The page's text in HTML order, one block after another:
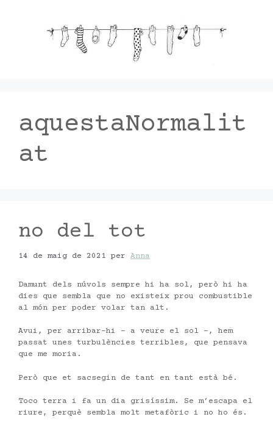
aquestaNormalit
at
no del tot
14 de maig de 2021 per Anna
Damunt dels núvols sempre hi ha sol, però hi ha
dies que sembla que no existeix prou combustible
al món per poder volar tan alt.
Avui, per arribar-hi – a veure el sol -, hem
passat unes turbulències terribles, que pensava
que me moria.
Però que et sacsegin de tant en tant està bé.
Toco terra i fa un dia grisíssim. Se m’escapa el
riure, perquè sembla molt metafòric i no ho és.